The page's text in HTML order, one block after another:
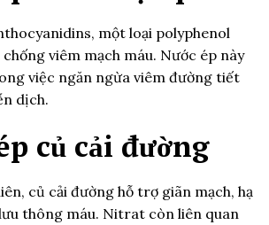
một loại polyphenol
viêm mạch máu. Nước ép này
việc ngăn ngừa viêm đường tiết
dịch.
củ cải đường
củ cải đường hỗ trợ giãn mạch, hạ
thông máu. Nitrat còn liên quan